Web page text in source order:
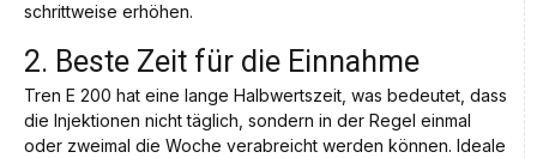
schrittweise erhöhen.
2. Beste Zeit für die Einnahme
Tren E 200 hat eine lange Halbwertszeit, was bedeutet, dass
die Injektionen nicht täglich, sondern in der Regel einmal
oder zweimal die Woche verabreicht werden können. Ideale